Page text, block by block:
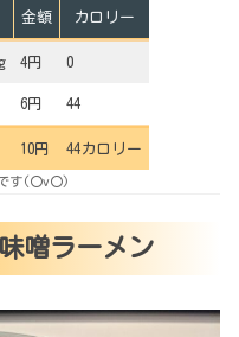
金額 カロリー
4円 0
6円 44
10円 44カロリー
す(〇v〇)
噌ラーメン